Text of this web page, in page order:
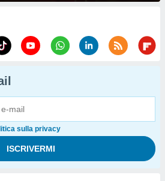
sulla privacy